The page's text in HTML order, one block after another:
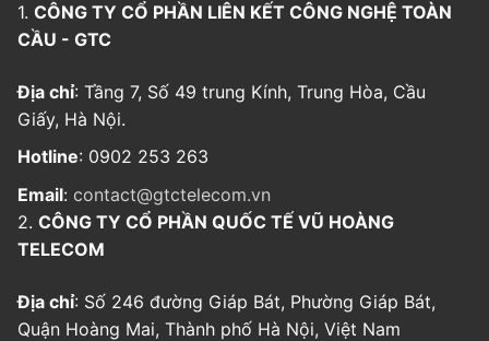
1. CÔNG TY CỔ PHẦN LIÊN KẾT CÔNG NGHỆ TOÀN
CẦU - GTC
Địa chỉ: Tầng 7, Số 49 trung Kính, Trung Hòa, Cầu
Giấy, Hà Nội.
Hotline: 0902 253 263
Email: contact@gtctelecom.vn
2. CÔNG TY CỔ PHẦN QUỐC TẾ VŨ HOÀNG
TELECOM
Địa chỉ: Số 246 đường Giáp Bát, Phường Giáp Bát,
Quận Hoàng Mai, Thành phố Hà Nội, Việt Nam